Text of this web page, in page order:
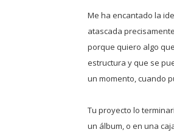
Me ha encantado la
atascada
porque quiero algo
estructura y que se
un momento, cuando
Tu proyecto lo
un álbum, o en una